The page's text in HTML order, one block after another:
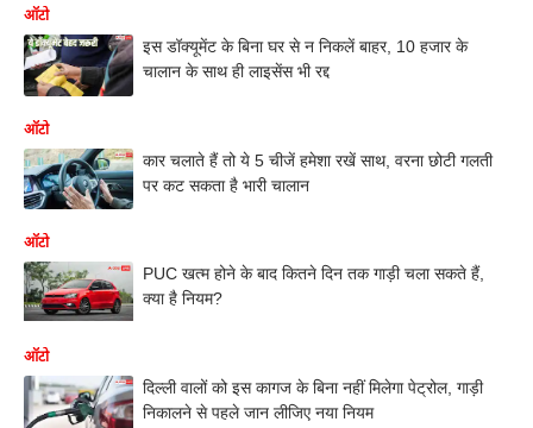
ऑटो
इस डॉक्यूमेंट के बिना घर से न निकलें बाहर, 10 हजार के
चालान के साथ ही लाइसेंस भी रद्द
ऑटो
कार चलाते हैं तो ये 5 चीजें हमेशा रखें साथ, वरना छोटी गलती
पर कट सकता है भारी चालान
ऑटो
PUC खत्म होने के बाद कितने दिन तक गाड़ी चला सकते हैं,
क्या है नियम?
ऑटो
दिल्ली वालों को इस कागज के बिना नहीं मिलेगा पेट्रोल, गाड़ी
निकालने से पहले जान लीजिए नया नियम